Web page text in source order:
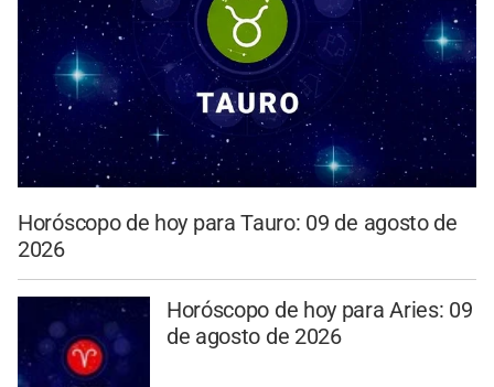
Horóscopo de hoy para Tauro: 09 de agosto de
2026
Horóscopo de hoy para Aries: 09
de agosto de 2026